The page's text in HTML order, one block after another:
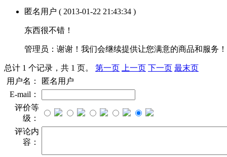
匿名用户 ( 2013-01-22 21:43:34 )
东西很不错！
管理员： 谢谢！我们会继续提供让您满意的商品和服务！
总计 1 个记录，共 1 页。 第一页 上一页 下一页 最末页
用户名：
匿名用户
E-mail：
评价等
级：
评论内
容：